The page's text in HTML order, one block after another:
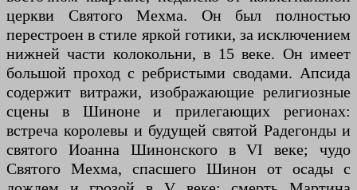
церкви Святого Мехма. Он был полностью
перестроен в стиле яркой готики, за исключением
нижней части колокольни, в 15 веке. Он имеет
большой проход с ребристыми сводами. Апсида
содержит витражи, изображающие религиозные
сцены в Шиноне и прилегающих регионах:
встреча королевы и будущей святой Радегонды и
святого Иоанна Шинонского в VI веке; чудо
Святого Мехма, спасшего Шинон от осады с